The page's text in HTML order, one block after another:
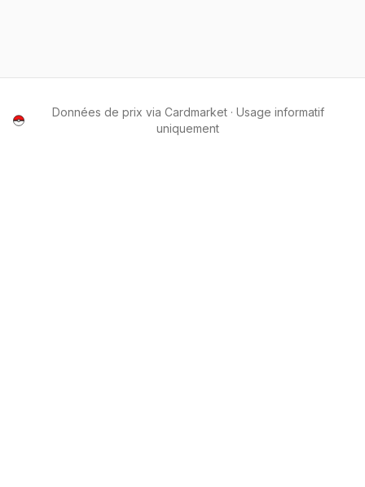
Données de prix via Cardmarket · Usage informatif
uniquement